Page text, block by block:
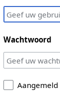
Wachtwoord